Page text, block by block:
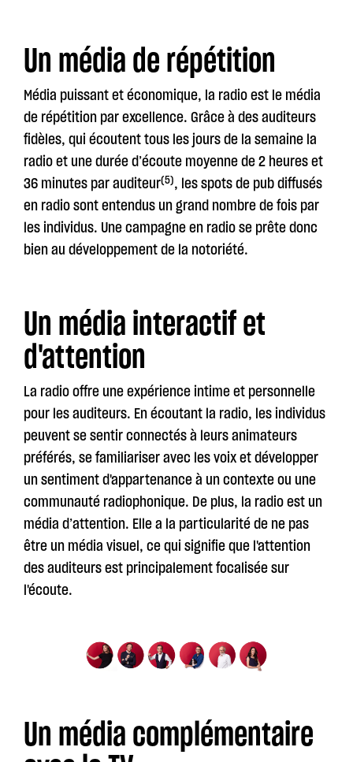
Un média de répétition
Média puissant et économique, la radio est le média
de répétition par excellence. Grâce à des auditeurs
fidèles, qui écoutent tous les jours de la semaine la
radio et une durée d’écoute moyenne de 2 heures et
36 minutes par auditeur(5), les spots de pub diffusés
en radio sont entendus un grand nombre de fois par
les individus. Une campagne en radio se prête donc
bien au développement de la notoriété.
Un média interactif et
d'attention
La radio offre une expérience intime et personnelle
pour les auditeurs. En écoutant la radio, les individus
peuvent se sentir connectés à leurs animateurs
préférés, se familiariser avec les voix et développer
un sentiment d'appartenance à un contexte ou une
communauté radiophonique. De plus, la radio est un
média d’attention. Elle a la particularité de ne pas
être un média visuel, ce qui signifie que l'attention
des auditeurs est principalement focalisée sur
l'écoute.
Un média complémentaire